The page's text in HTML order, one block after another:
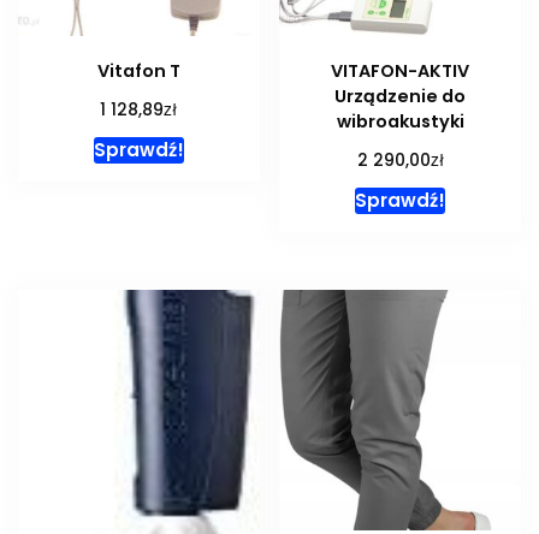
Vitafon T
1 128,89zł
Sprawdź!
VITAFON-AKTIV
Urządzenie do
wibroakustyki
2 290,00zł
Sprawdź!